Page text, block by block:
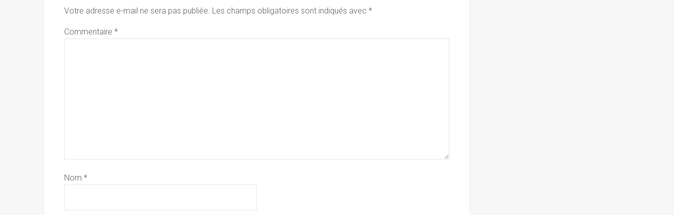
Votre adresse e-mail ne sera pas publiée. Les champs obligatoires sont indiqués avec *
Commentaire *
Nom *